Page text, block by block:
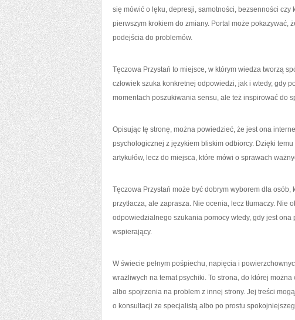
się mówić o lęku, depresji, samotności, bezsenności
pierwszym krokiem do zmiany. Portal może pokazywać,
podejścia do problemów.
Tęczowa Przystań to miejsce, w którym wiedza tworzą
człowiek szuka konkretnej odpowiedzi, jak i wtedy, gdy
momentach poszukiwania sensu, ale też inspirować do
Opisując tę stronę, można powiedzieć, że jest ona
psychologicznej z językiem bliskim odbiorcy. Dzięki
artykułów, lecz do miejsca, które mówi o sprawach
Tęczowa Przystań może być dobrym wyborem dla
przytłacza, ale zaprasza. Nie ocenia, lecz tłumaczy.
odpowiedzialnego szukania pomocy wtedy, gdy jest
wspierający.
W świecie pełnym pośpiechu, napięcia i
wrażliwych na temat psychiki. To strona, do której
albo spojrzenia na problem z innej strony. Jej treści
o konsultacji ze specjalistą albo po prostu